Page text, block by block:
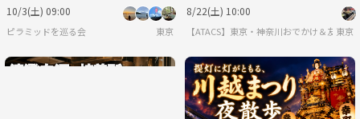
10/3(土) 09:00
ピラミッドを巡る会 東京
8/22(土) 10:00
【ATACS】東京・神奈川おでかけ＆友達
東京